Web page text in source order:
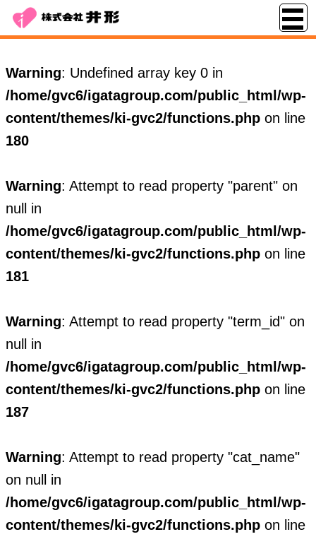
Warning: Undefined array key 0 in
/home/gvc6/igatagroup.com/public_html/wp-
content/themes/ki-gvc2/functions.phpon line
180
Warning: Attempt to read property "parent" on
null in
/home/gvc6/igatagroup.com/public_html/wp-
content/themes/ki-gvc2/functions.phpon line
181
Warning: Attempt to read property "term_id" on
null in
/home/gvc6/igatagroup.com/public_html/wp-
content/themes/ki-gvc2/functions.phpon line
187
Warning: Attempt to read property "cat_name"
on null in
/home/gvc6/igatagroup.com/public_html/wp-
content/themes/ki-gvc2/functions.phpon line